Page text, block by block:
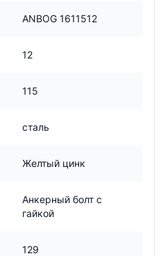
ANBOG 1611512
12
115
сталь
Желтый цинк
Анкерный болт с
гайкой
129